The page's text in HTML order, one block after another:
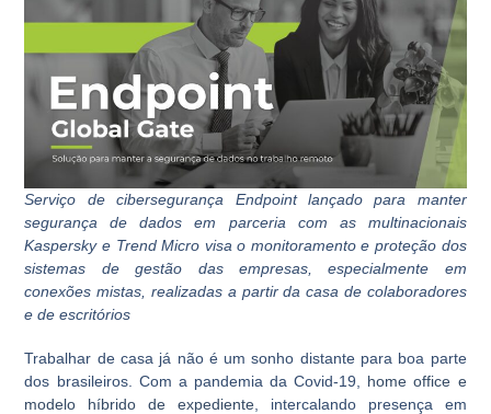
Serviço de cibersegurança Endpoint lançado para manter
segurança de dados em parceria com as multinacionais
Kaspersky e Trend Micro visa o monitoramento e proteção dos
sistemas de gestão das empresas, especialmente em
conexões mistas, realizadas a partir da casa de colaboradores
e de escritórios
Trabalhar de casa já não é um sonho distante para boa parte
dos brasileiros. Com a pandemia da Covid-19, home office e
modelo híbrido de expediente , intercalando presença em